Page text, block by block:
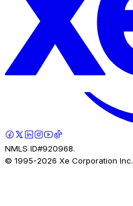
NMLS ID#920968.
© 1995-2026 Xe Corporation Inc.